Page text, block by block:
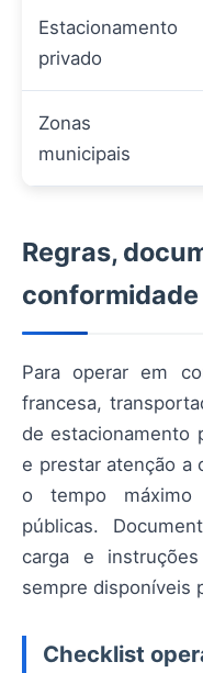
Estacionamento
privado
Zonas
municipais
Regras,
conformidade
Para operar em
francesa,
de estacionamento
e prestar atenção a
o tempo máximo
públicas.
carga e
sempre disponíveis
Checklist